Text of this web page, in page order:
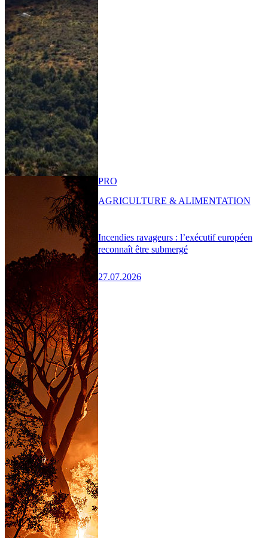
Incendies ravageurs : l’exécutif européen
reconnaît être submergé
27.07.2026
PRO
AGRICULTURE & ALIMENTATION